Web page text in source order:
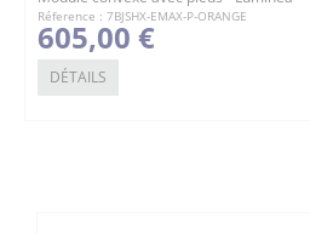
Réference : 7BJSHX-EMAX-P-ORANGE
605,00 €
DÉTAILS